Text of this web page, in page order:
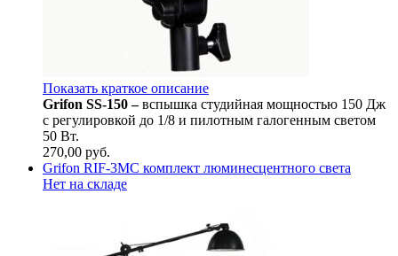
Показать краткое описание
Grifon SS-150 –вспышка студийная мощностью 150 Дж
с регулировкой до 1/8 и пилотным галогенным светом
50 Вт.
270,00 руб.
Grifon RIF-3MC комплект люминесцентного света
Нет на складе